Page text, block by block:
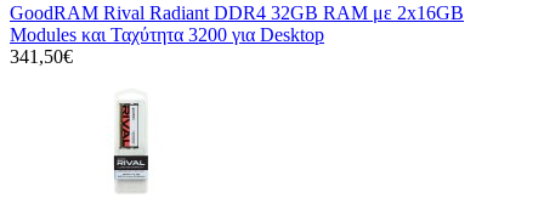
GoodRAM Rival Radiant DDR4 32GB RAM με 2x16GB
Modules και Ταχύτητα 3200 για Desktop
341,50€